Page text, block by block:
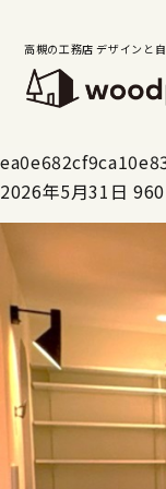
高槻の工務店 デザインと
2026年5月31日